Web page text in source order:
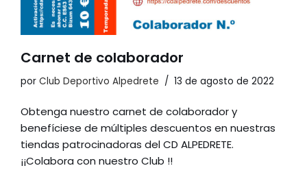
Carnet de colaborador
por Club Deportivo Alpedrete 13 de agosto de 2022
Obtenga nuestro carnet de colaborador y
benefíciese de múltiples descuentos en nuestras
tiendas patrocinadoras del CD ALPEDRETE.
¡¡Colabora con nuestro Club !!